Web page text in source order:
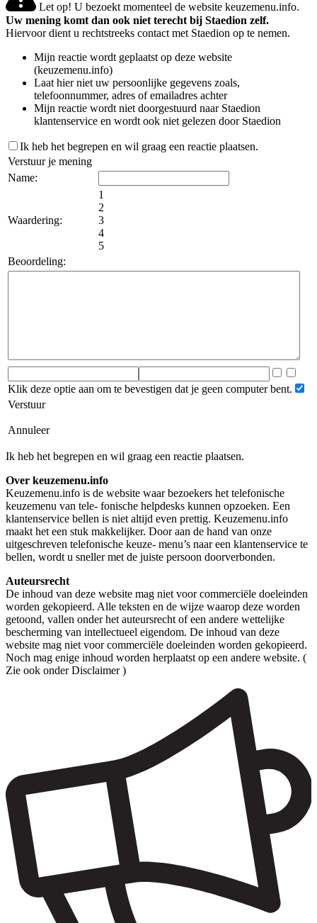
Let op! U bezoekt momenteel de website keuzemenu.info.
Uw mening komt dan ook niet terecht bij Staedion zelf.
Hiervoor dient u rechtstreeks contact met Staedion op te nemen.
Mijn reactie wordt geplaatst op deze website
(keuzemenu.info)
Laat hier niet uw persoonlijke gegevens zoals,
telefoonnummer, adres of emailadres achter
Mijn reactie wordt niet doorgestuurd naar Staedion
klantenservice en wordt ook niet gelezen door Staedion
Ik heb het begrepen en wil graag een reactie plaatsen.
Verstuur je mening
Name:
Waardering:
1
2
3
4
5
Beoordeling:
Klik deze optie aan om te bevestigen dat je geen computer bent.
Verstuur
Annuleer
Ik heb het begrepen en wil graag een reactie plaatsen.
Over keuzemenu.info
Keuzemenu.info is de website waar bezoekers het telefonische
keuzemenu van tele- fonische helpdesks kunnen opzoeken. Een
klantenservice bellen is niet altijd even prettig. Keuzemenu.info
maakt het een stuk makkelijker. Door aan de hand van onze
uitgeschreven telefonische keuze- menu’s naar een klantenservice te
bellen, wordt u sneller met de juiste persoon doorverbonden.
Auteursrecht
De inhoud van deze website mag niet voor commerciële doeleinden
worden gekopieerd. Alle teksten en de wijze waarop deze worden
getoond, vallen onder het auteursrecht of een andere wettelijke
bescherming van intellectueel eigendom. De inhoud van deze
website mag niet voor commerciële doeleinden worden gekopieerd.
Noch mag enige inhoud worden herplaatst op een andere website. (
Zie ook onder Disclaimer )